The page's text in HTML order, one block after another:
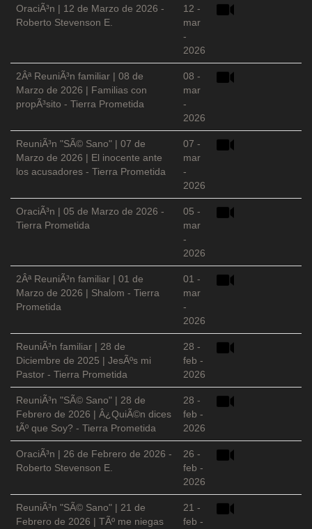
OraciÃ³n | 12 de Marzo de 2026 -
Roberto Stevenson E.
12 -
mar
-
2026
2Âª ReuniÃ³n familiar | 08 de
Marzo de 2026 | Familias con
propÃ³sito - Tierra Prometida
08 -
mar
-
2026
ReuniÃ³n "SÃ© Sano" | 07 de
Marzo de 2026 | El inocente ante
los acusadores - Tierra Prometida
07 -
mar
-
2026
OraciÃ³n | 05 de Marzo de 2026 -
Tierra Prometida
05 -
mar
-
2026
2Âª ReuniÃ³n familiar | 01 de
Marzo de 2026 | Shalom - Tierra
Prometida
01 -
mar
-
2026
ReuniÃ³n familiar | 28 de
Diciembre de 2025 | JesÃºs mi
Pastor - Tierra Prometida
28 -
feb -
2026
ReuniÃ³n "SÃ© Sano" | 28 de
Febrero de 2026 | Â¿QuiÃ©n dices
tÃº que Soy? - Tierra Prometida
28 -
feb -
2026
OraciÃ³n | 26 de Febrero de 2026 -
Roberto Stevenson E.
26 -
feb -
2026
ReuniÃ³n "SÃ© Sano" | 21 de
Febrero de 2026 | TÃº me niegas
21 -
feb -